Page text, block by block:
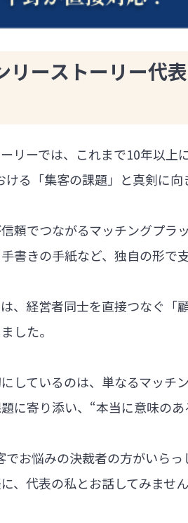
リーストーリー代
リーでは、これまで10年以上に
る「集客の課題」と真剣に向
頼でつながるマッチングプラッ
書きの手紙など、独自の形で
、経営者同士を直接つなぐ「
した。
しているのは、単なるマッチ
に寄り添い、“本当に意味の
お悩みの決裁者の方がいらっ
、代表の私とお話してみませ